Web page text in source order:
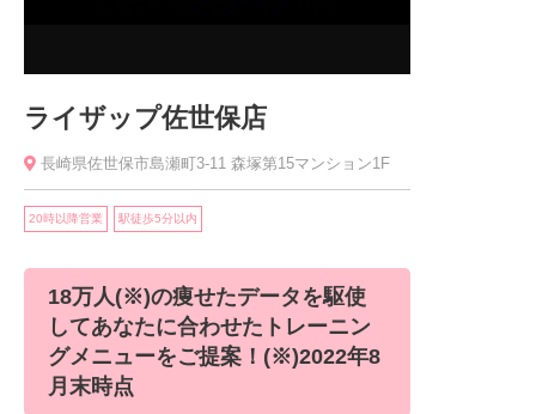
ライザップ佐世保店
長崎県佐世保市島瀬町3-11 森塚第15マンション1F
20時以降営業 駅徒歩5分以内
18万人(※)の痩せたデータを駆使
してあなたに合わせたトレーニン
グメニューをご提案！(※)2022年8
月末時点